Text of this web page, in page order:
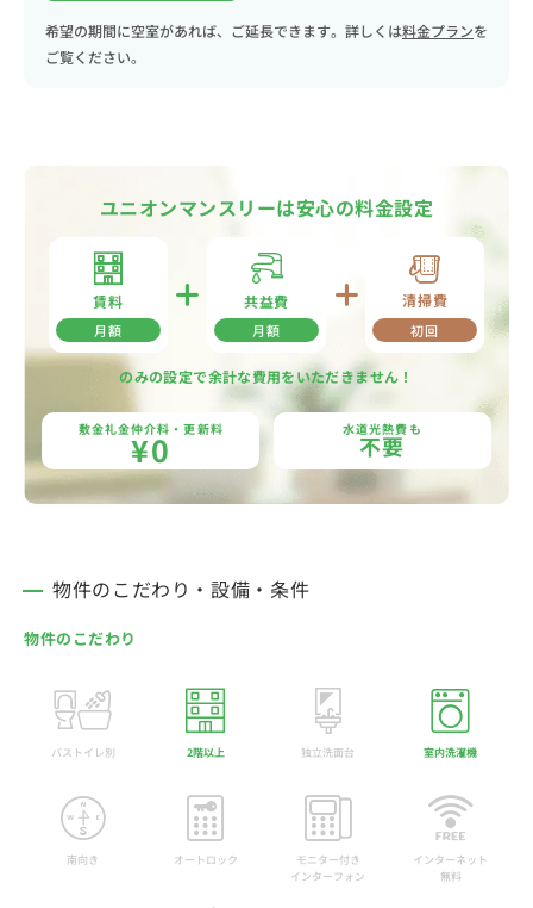
希望の期間に空室があれば、ご延長できます。詳しくは料金プランを
ご覧ください。
ユニオンマンスリーは安心の料金設定
賃料
月額
共益費
月額
清掃費
初回
のみの設定で余計な費用をいただきません！
敷金礼金仲介料・更新料
¥0 水道光熱費も
不要
物件のこだわり・設備・条件
物件のこだわり
バストイレ別 2階以上 独立洗面台 室内洗濯機
南向き オートロック
モニター付き
インターフォン
インターネット
無料